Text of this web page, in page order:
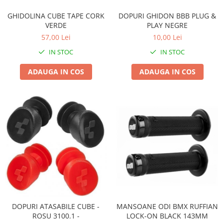
Camere
Cuvete (headset)
Frâne pe jantă
Discuri (rotoare)
Piese frâne
Frâne pe disc
Furci
Furci fixe
Piese furci
Furci cu suspensie
Ghidaje și întinzătoare lanț
Ghidoane și atașabile
Pompe
Produse întreținere
Sisteme antifurt
Suporți și portbagaje auto
Încălțăminte
GHIDOLINA CUBE TAPE CORK
VERDE
57,00 Lei
IN STOC
ADAUGA IN COS
DOPURI GHIDON BBB PLUG &
PLAY NEGRE
10,00 Lei
IN STOC
ADAUGA IN COS
DOPURI ATASABILE CUBE -
ROSU 3100.1 -
MANSOANE ODI BMX RUFFIAN
LOCK-ON BLACK 143MM